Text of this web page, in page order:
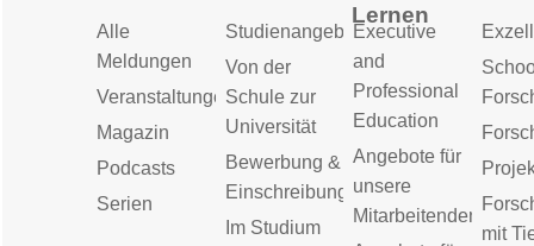
Alle
Meldungen
Veranstaltungen
Magazin
Podcasts
Serien
Studienangebot
Von der
Schule zur
Universität
Bewerbung &
Einschreibung
Im Studium
Lernen
Executive
and
Professional
Education
Angebote für
unsere
Mitarbeitenden
mit